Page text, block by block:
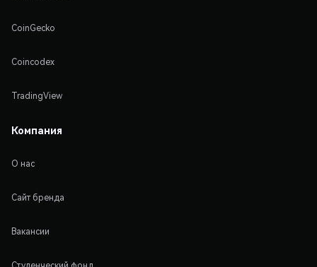
CoinGecko
Coincodex
TradingView
Компания
О нас
Сайт бренда
Вакансии